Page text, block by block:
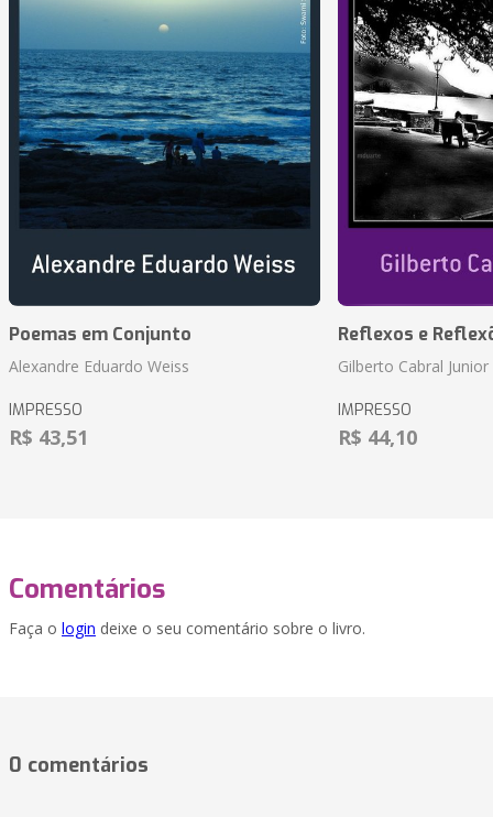
Poemas em Conjunto
Alexandre Eduardo Weiss
IMPRESSO
R$ 43,51
Reflexos e
Gilberto Cabral Junior
IMPRESSO
R$ 44,10
Comentários
Faça o login deixe o seu comentário sobre o livro.
0 comentários